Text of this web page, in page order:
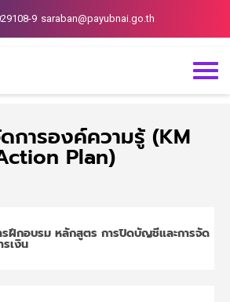
9 saraban@payubnai.go.th
การองค์ความรู้ (KM
Plan)
รฝึกอบรม หลักสูตร การปิดบัญชีและการจัด
รเงิน